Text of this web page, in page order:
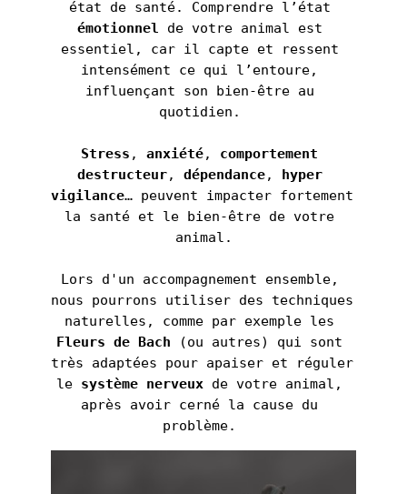
émotionnel de votre animal est
essentiel, car il capte et ressent
intensément ce qui l’entoure,
influençant son bien-être au
quotidien.
Stress , anxiété, comportement
destructeur, dépendance, hyper
vigilance… peuvent impacter fortement
la santé et le bien-être de votre
animal.
Lors d'un accompagnement ensemble,
nous pourrons utiliser des techniques
Fleurs de Bach (ou autres) qui sont
très adaptées pour apaiser et réguler
le système nerveux de votre animal,
après avoir cerné la cause du
problème.